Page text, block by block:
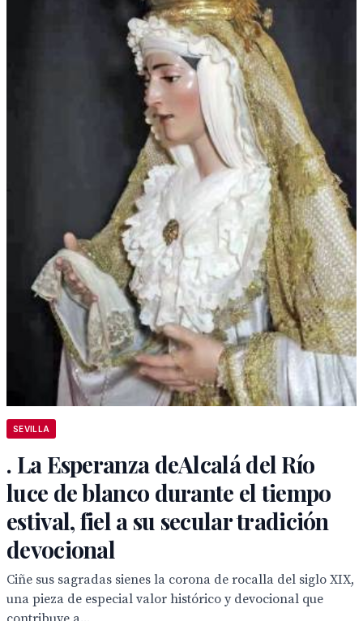
SEVILLA
. La Esperanza deAlcalá del Río
luce de blanco durante el tiempo
estival, fiel a su secular tradición
devocional
Ciñe sus sagradas sienes la corona de rocalla del siglo XIX,
una pieza de especial valor histórico y devocional que